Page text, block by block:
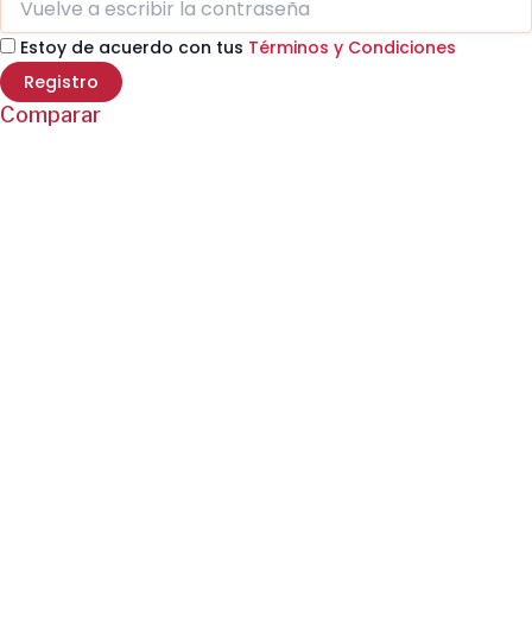
Estoy de acuerdo con tus Términos y Condiciones
Registro
Comparar